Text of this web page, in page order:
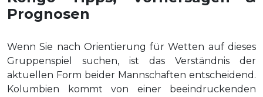
Prognosen
Wenn Sie nach Orientierung für Wetten auf dieses
Gruppenspiel suchen, ist das Verständnis der
aktuellen Form beider Mannschaften entscheidend.
Kolumbien kommt von einer beeindruckenden